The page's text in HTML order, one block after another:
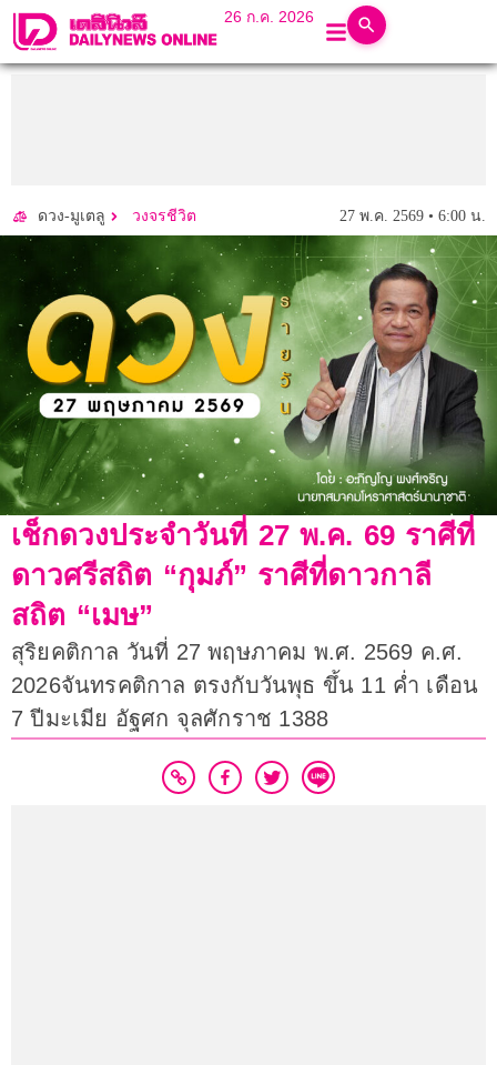
26 ก.ค. 2026
ดวง-มูเตลู วงจรชีวิต 27 พ.ค. 2569 • 6:00 น.
เช็กดวงประจำวันที่ 27 พ.ค. 69 ราศีที่
ดาวศรีสถิต “กุมภ์” ราศีที่ดาวกาลี
สถิต “เมษ”
สุริยคติกาล วันที่ 27 พฤษภาคม พ.ศ. 2569 ค.ศ.
2026จันทรคติกาล ตรงกับวันพุธ ขึ้น 11 ค่ำ เดือน
7 ปีมะเมีย อัฐศก จุลศักราช 1388